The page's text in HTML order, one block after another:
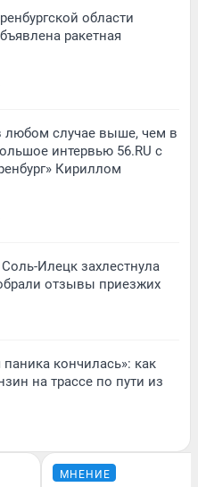
области
ракетная
случае выше, чем в
интервью 56.RU с
Кириллом
Илецк захлестнула
отзывы приезжих
кончилась»: как
на трассе по пути из
МНЕНИЕ